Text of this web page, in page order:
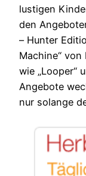
lustigen
den
– Hunter
Machine“
wie „Looper“
Angebote
nur solange